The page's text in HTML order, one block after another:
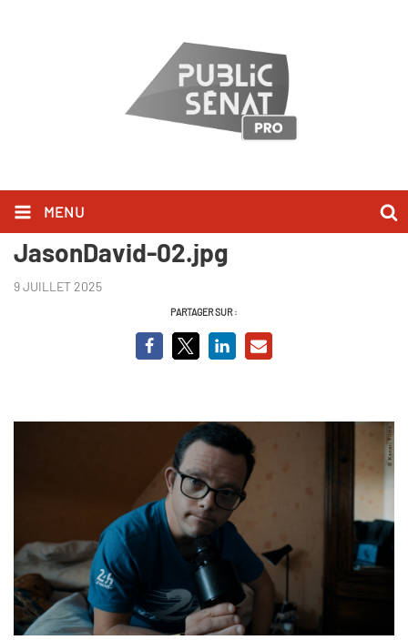
MENU
thumbnail_Inclassables-
JasonDavid-02.jpg
9 JUILLET 2025
PARTAGER SUR :